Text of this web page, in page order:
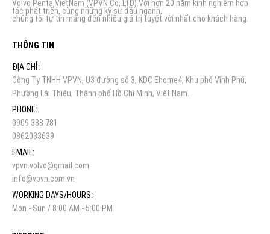
Volvo Penta VietNam (VPVN Co,.LTD).Với hơn 20 năm kinh nghiệm hợp
tác phát triển, cùng những kỹ sư đầu ngành,
chúng tôi tự tin mang đến nhiều giá trị tuyệt vời nhất cho khách hàng.
THÔNG TIN
ĐỊA CHỈ:
Công Ty TNHH VPVN, U3 đường số 3, KDC Ehome4, Khu phố Vĩnh Phú,
Phường Lái Thiêu, Thành phố Hồ Chí Minh, Việt Nam.
PHONE:
0909 388 781
0862033639
EMAIL:
vpvn.volvo@gmail.com
info@vpvn.com.vn
WORKING DAYS/HOURS:
Mon - Sun / 8:00 AM - 5:00 PM